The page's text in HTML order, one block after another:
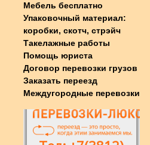
Мебель бесплатно
Упаковочный материал:
коробки, скотч, стрэйч
Такелажные работы
Помощь юриста
Договор перевозки грузов
Заказать переезд
Междугородные перевозки